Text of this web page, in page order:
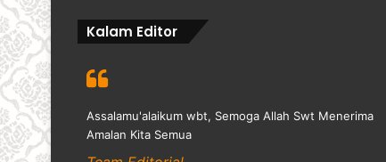
Kalam Editor
Assalamu'alaikum wbt, Semoga Allah Swt Menerima
Amalan Kita Semua